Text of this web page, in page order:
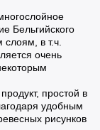
Бельгийского
в т.ч.
очень
простой в
удобным
рисунков